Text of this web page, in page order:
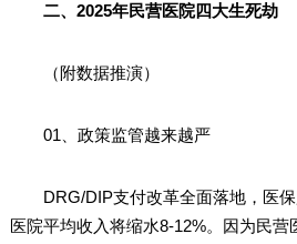
二、2025年民营医院四大生死劫
（附数据推演）
01、政策监管越来越严
DRG/DIP支付改革全面落地，医保
医院平均收入将缩水8-12%。因为民